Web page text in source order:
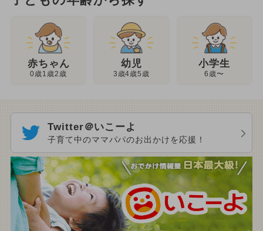
赤ちゃん
0歳1歳2歳
幼児
3歳4歳5歳
小学生
6歳〜
Twitter＠いこーよ
子育て中のママパパのお出かけを応援！